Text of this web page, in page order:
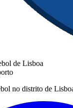
de Lisboa
no distrito de